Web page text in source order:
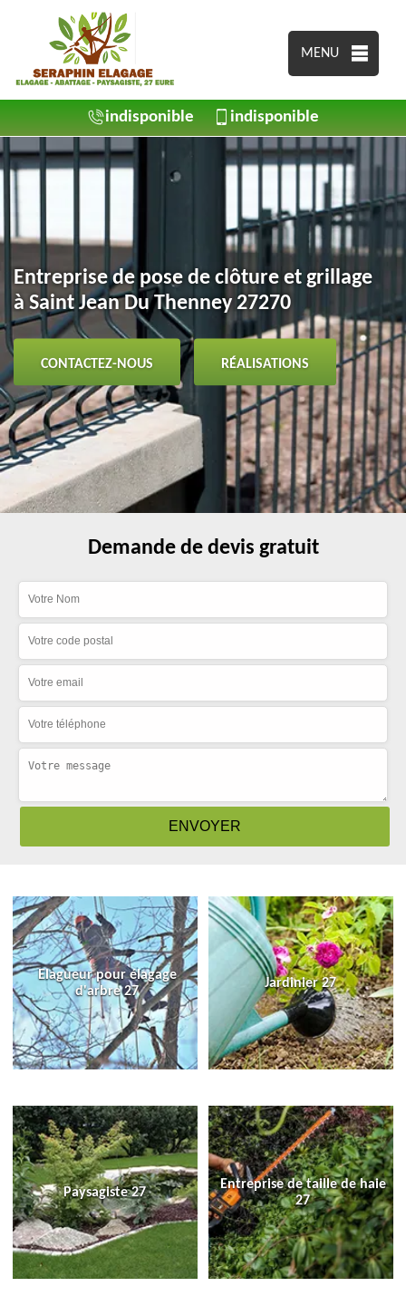
MENU
indisponible indisponible
Entreprise de pose de clôture et grillage
à Saint Jean Du Thenney 27270
CONTACTEZ-NOUS RÉALISATIONS
Demande de devis gratuit
Elagueur pour élagage
d'arbre 27
Jardinier 27
Paysagiste 27
Entreprise de taille de haie
27